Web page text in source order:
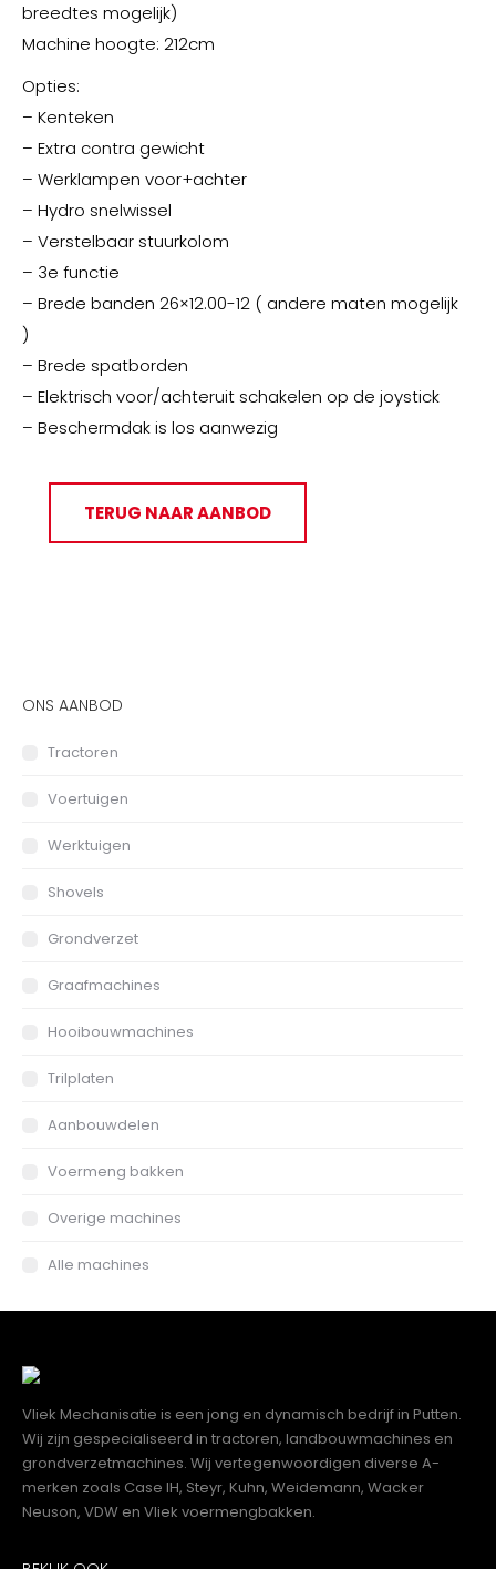
breedtes mogelijk)
Machine hoogte: 212cm
Opties:
– Kenteken
– Extra contra gewicht
– Werklampen voor+achter
– Hydro snelwissel
– Verstelbaar stuurkolom
– 3e functie
– Brede banden 26×12.00-12 ( andere maten mogelijk
)
– Brede spatborden
– Elektrisch voor/achteruit schakelen op de joystick
– Beschermdak is los aanwezig
TERUG NAAR AANBOD
ONS AANBOD
Tractoren
Voertuigen
Werktuigen
Shovels
Grondverzet
Graafmachines
Hooibouwmachines
Trilplaten
Aanbouwdelen
Voermeng bakken
Overige machines
Alle machines
Vliek Mechanisatie is een jong en dynamisch bedrijf in Putten.
Wij zijn gespecialiseerd in tractoren, landbouwmachines en
grondverzetmachines. Wij vertegenwoordigen diverse A-
merken zoals Case IH, Steyr, Kuhn, Weidemann, Wacker
Neuson, VDW en Vliek voermengbakken.